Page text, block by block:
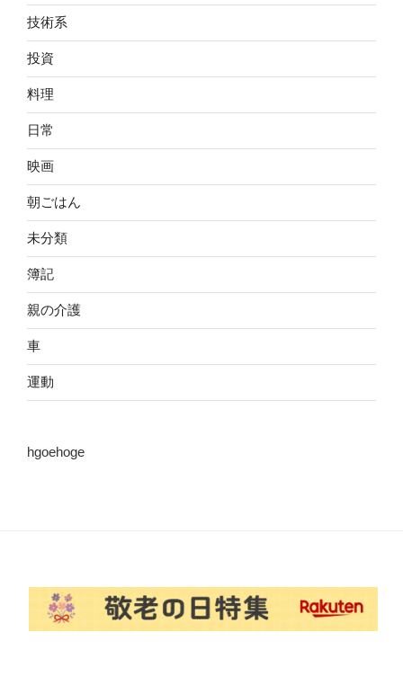
技術系
投資
料理
日常
映画
朝ごはん
未分類
簿記
親の介護
車
運動
hgoehoge